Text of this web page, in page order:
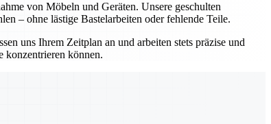
von Möbeln und Geräten. Unsere geschulten
– ohne lästige Bastelarbeiten oder fehlende Teile.
uns Ihrem Zeitplan an und arbeiten stets präzise und
konzentrieren können.